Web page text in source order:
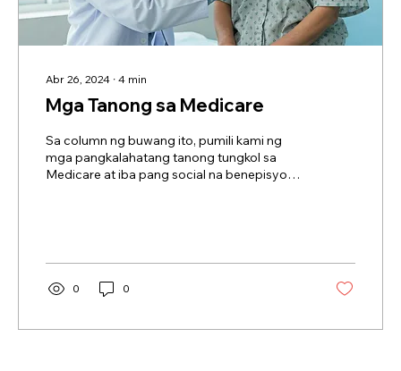
Abr 26, 2024 ∙ 4 min
Mga Tanong sa Medicare
Sa column ng buwang ito, pumili kami ng
mga pangkalahatang tanong tungkol sa
Medicare at iba pang social na benepisyo
Medicaid, Affordable Care Act Health
Retirement Benefit, Supplemental Security
COVID/Flu vaccination.
0 0